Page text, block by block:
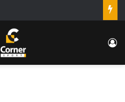
تسجيل الدخول